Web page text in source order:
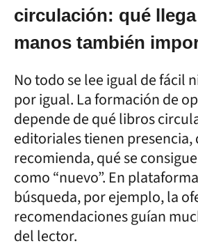
circulación: qué
manos también
No todo se lee igual de fácil
por igual. La formación de
depende de qué libros
editoriales tienen presencia,
recomienda, qué se
como “nuevo”. En
búsqueda, por ejemplo, la
recomendaciones guían
del lector.